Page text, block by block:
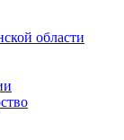
области